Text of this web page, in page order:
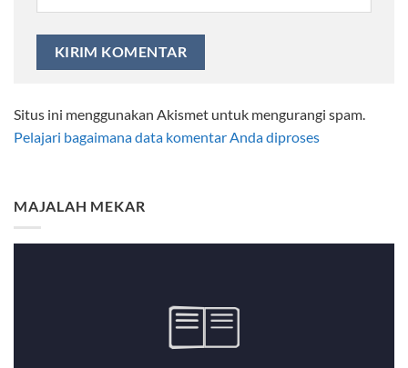
Situs ini menggunakan Akismet untuk mengurangi spam.
Pelajari bagaimana data komentar Anda diproses
MAJALAH MEKAR